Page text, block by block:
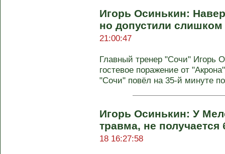
Игорь Осинькин:
но допустили
21:00:47
Главный тренер "Сочи" Игорь
гостевое поражение от
"Сочи" повёл на 35-й минуте
Игорь Осинькин: У
травма, не
18 16:27:58